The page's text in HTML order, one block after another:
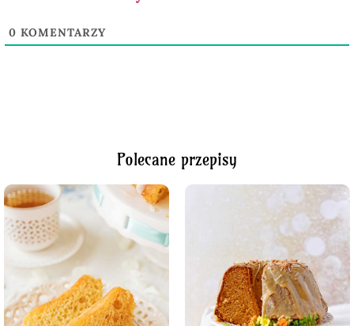
0 KOMENTARZY
Polecane przepisy